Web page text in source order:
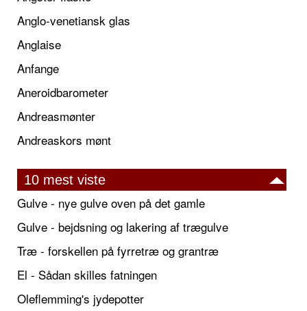
Anglo-venetiansk glas
Anglaise
Anfange
Aneroidbarometer
Andreasmønter
Andreaskors mønt
10 mest viste
Gulve - nye gulve oven på det gamle
Gulve - bejdsning og lakering af trægulve
Træ - forskellen på fyrretræ og grantræ
El - Sådan skilles fatningen
Oleflemming's jydepotter